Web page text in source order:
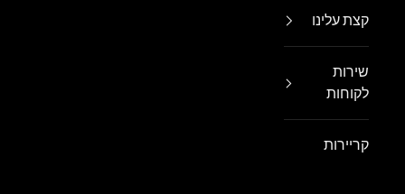
קצת עלינו
שירות
לקוחות
קריירות